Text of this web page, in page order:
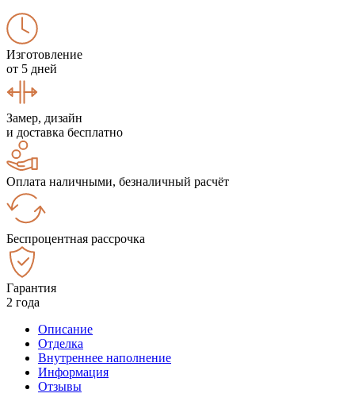
Изготовление
от 5 дней
Замер, дизайн
и доставка бесплатно
Оплата наличными, безналичный расчёт
Беспроцентная рассрочка
Гарантия
2 года
Описание
Отделка
Внутреннее наполнение
Информация
Отзывы